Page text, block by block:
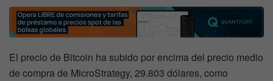
El precio de Bitcoin ha subido por encima del precio medio
de compra de MicroStrategy, 29.803 dólares, como